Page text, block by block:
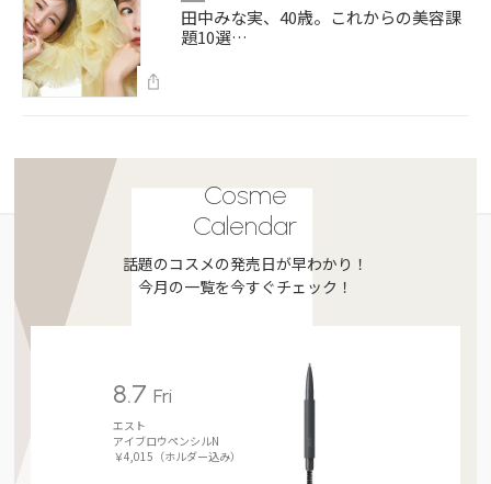
田中みな実、40歳。これからの美容課
題10選…
Cosme
Calendar
話題のコスメの発売日が早わかり！
今月の一覧を今すぐチェック！
8.7 Fri
エスト
アイブロウペンシルN
￥4,015（ホルダー込み）